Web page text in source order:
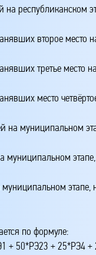
на республиканском
второе место
третье место
место
на муниципальном
муниципальном
по формуле:
+ 50*РЭ23 +